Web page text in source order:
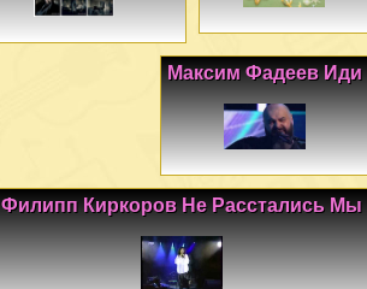
Максим Фадеев Иди
Филипп Киркоров Не Расстались Мы